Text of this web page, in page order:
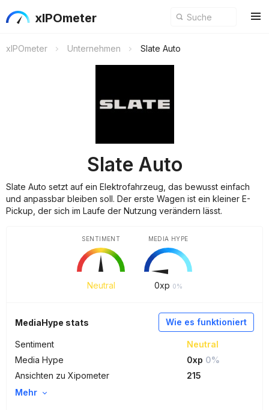
xIPOmeter
xIPOmeter Unternehmen Slate Auto
Slate Auto
Slate Auto setzt auf ein Elektrofahrzeug, das bewusst einfach
und anpassbar bleiben soll. Der erste Wagen ist ein kleiner E-
Pickup, der sich im Laufe der Nutzung verändern lässt.
Neutral
SENTIMENT
0xp 0%
MEDIA HYPE
Wie es funktioniert
MediaHype stats
Sentiment
Neutral
Media Hype
0xp 0%
Ansichten zu Xipometer
215
Mehr